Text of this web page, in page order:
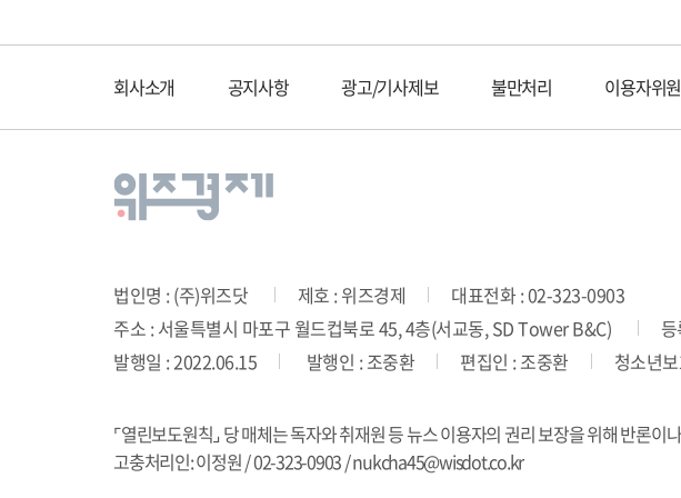
회사소개 공지사항 광고/기사제보 불만처리 이용자위
법인명 : (주)위즈닷 제호 : 위즈경제
대표전화 : 02-323-0903
주소 : 서울특별시 마포구 월드컵북로 45, 4층(서교동, SD Tower B&C)
발행일 : 2022.06.15
발행인 : 조중환 편집인 : 조중환 청소년
⌜열린보도원칙⌟ 당 매체는 독자와 취재원 등 뉴스 이용자의 권리 보장을 위해 반론
고충처리인: 이정원 / 02-323-0903 / nukcha45@wisdot.co.kr